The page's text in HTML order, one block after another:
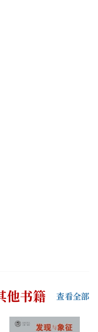
他书籍 查看全部